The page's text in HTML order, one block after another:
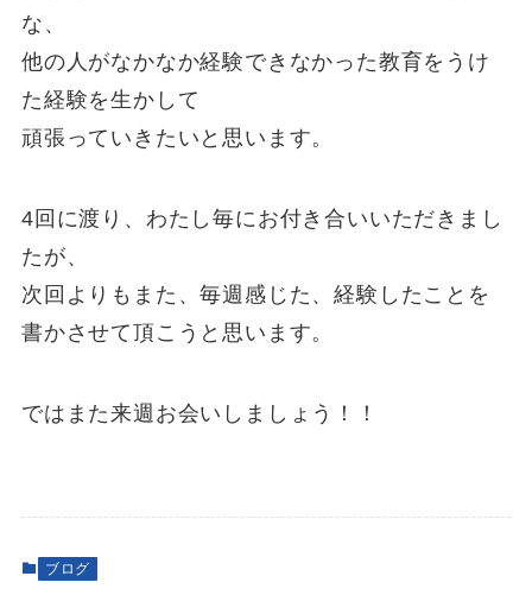
な、
他の人がなかなか経験できなかった教育をうけ
た経験を生かして
頑張っていきたいと思います。
4回に渡り、わたし毎にお付き合いいただきまし
たが、
次回よりもまた、毎週感じた、経験したことを
書かさせて頂こうと思います。
ではまた来週お会いしましょう！！
ブログ